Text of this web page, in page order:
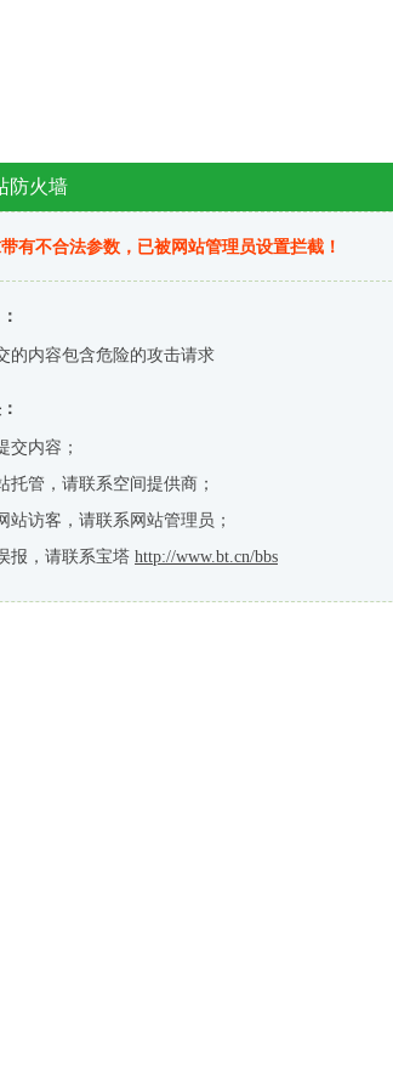
防火墙
有不合法参数，已被网站管理员设置拦截！
的内容包含危险的攻击请求
交内容；
托管，请联系空间提供商；
站访客，请联系网站管理员；
报，请联系宝塔 http://www.bt.cn/bbs